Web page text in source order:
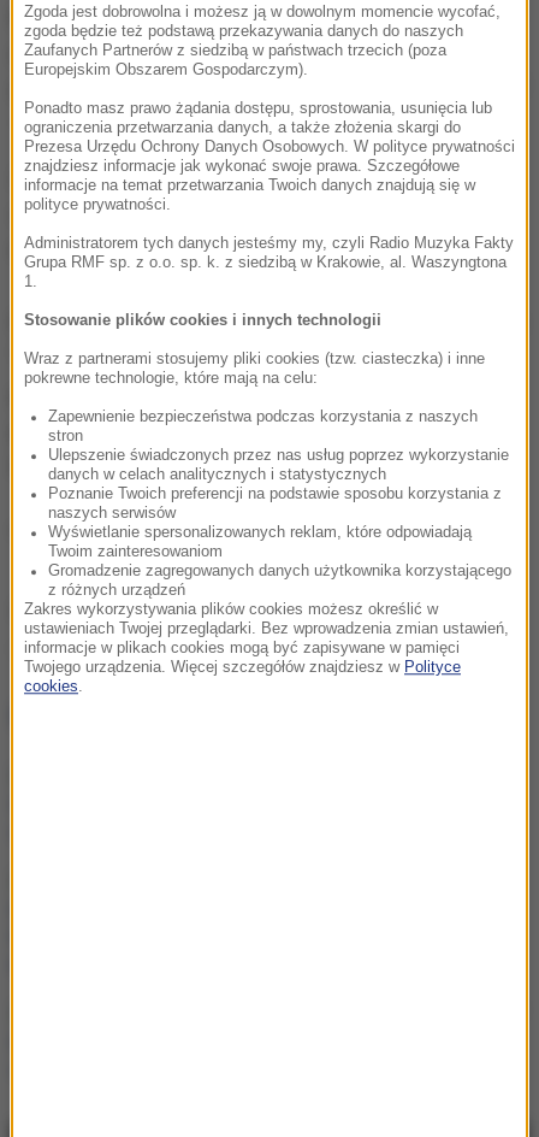
podatku od funduszu płac.Bardzo prostego podatku,
polegającego na ujednoliceniu wszystkich danin i
podatków, czyli PIT-u, składki na NFZ i składki na ZUS
- zaznaczył wicemarszałek Sejmu.
Z informacji PAP wynika, że projekt Kukiz'15 w tej
sprawie zostanie złożony w Sejmie po weekendzie
majowym.
Propozycja dotycząca likwidacji PIT, to element akcji
"Poniedziałek Wolności" - co tydzień klub Kukiz'15
przedstawia projekty ustaw, które - zdaniem jego
posłów - mają poszerzyć sferę wolności obywateli
lub ograniczać biurokrację.
(mn)
Źródło: PAP
Tagi:podatkiPIT
Zgoda jest dobrowolna i możesz ją w dowolnym momencie wycofać,
zgoda będzie też podstawą przekazywania danych do naszych
Zaufanych Partnerów z siedzibą w państwach trzecich (poza
Europejskim Obszarem Gospodarczym).
Ponadto masz prawo żądania dostępu, sprostowania, usunięcia lub
ograniczenia przetwarzania danych, a także złożenia skargi do
Prezesa Urzędu Ochrony Danych Osobowych. W polityce prywatności
znajdziesz informacje jak wykonać swoje prawa. Szczegółowe
informacje na temat przetwarzania Twoich danych znajdują się w
polityce prywatności.
Administratorem tych danych jesteśmy my, czyli Radio Muzyka Fakty
Grupa RMF sp. z o.o. sp. k. z siedzibą w Krakowie, al. Waszyngtona
1.
Stosowanie plików cookies i innych technologii
Wraz z partnerami stosujemy pliki cookies (tzw. ciasteczka) i inne
pokrewne technologie, które mają na celu:
Zapewnienie bezpieczeństwa podczas korzystania z naszych
stron
Ulepszenie świadczonych przez nas usług poprzez wykorzystanie
danych w celach analitycznych i statystycznych
Poznanie Twoich preferencji na podstawie sposobu korzystania z
naszych serwisów
Wyświetlanie spersonalizowanych reklam, które odpowiadają
Twoim zainteresowaniom
Gromadzenie zagregowanych danych użytkownika korzystającego
z różnych urządzeń
Zakres wykorzystywania plików cookies możesz określić w
ustawieniach Twojej przeglądarki. Bez wprowadzenia zmian ustawień,
informacje w plikach cookies mogą być zapisywane w pamięci
Twojego urządzenia. Więcej szczegółów znajdziesz w Polityce
cookies.